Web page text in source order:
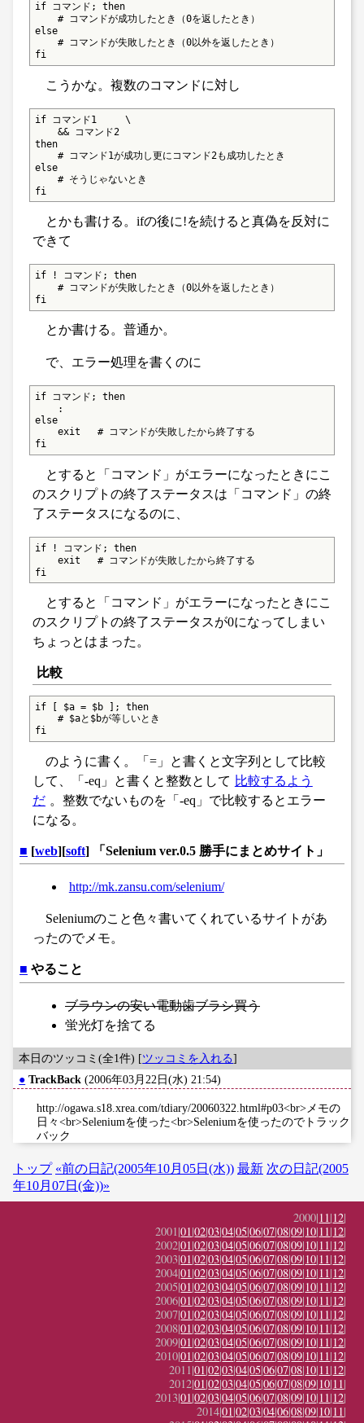
if コマンド; then
    # コマンドが成功したとき（0を返したとき）
else
    # コマンドが失敗したとき（0以外を返したとき）
fi
こうかな。複数のコマンドに対し
if コマンド1     \
    && コマンド2
then
    # コマンド1が成功し更にコマンド2も成功したとき
else
    # そうじゃないとき
fi
とかも書ける。ifの後に!を続けると真偽を反対に
できて
if ! コマンド; then
    # コマンドが失敗したとき（0以外を返したとき）
fi
とか書ける。普通か。
で、エラー処理を書くのに
if コマンド; then
    :
else
    exit   # コマンドが失敗したから終了する
fi
とすると「コマンド」がエラーになったときにこ
のスクリプトの終了ステータスは「コマンド」の終
了ステータスになるのに、
if ! コマンド; then
    exit   # コマンドが失敗したから終了する
fi
とすると「コマンド」がエラーになったときにこ
のスクリプトの終了ステータスが0になってしまい
ちょっとはまった。
比較
if [ $a = $b ]; then
    # $aと$bが等しいとき
fi
のように書く。「=」と書くと文字列として比較
して、「-eq」と書くと整数として 比較するよう
だ 。整数でないものを「-eq」で比較するとエラー
になる。
■ [web][soft] 「Selenium ver.0.5 勝手にまとめサイト」
http://mk.zansu.com/selenium/
Seleniumのこと色々書いてくれているサイトがあ
ったのでメモ。
■ やること
ブラウンの安い電動歯ブラシ買う
蛍光灯を捨てる
本日のツッコミ(全1件) [ツッコミを入れる]
● TrackBack (2006年03月22日(水) 21:54)
http://ogawa.s18.xrea.com/tdiary/20060322.html#p03<br>メモの
日々<br>Seleniumを使った<br>Seleniumを使ったのでトラック
バック
トップ «前の日記(2005年10月05日(水)) 最新 次の日記(2005
年10月07日(金))»
2000|11|12|
2001|01|02|03|04|05|06|07|08|09|10|11|12|
2002|01|02|03|04|05|06|07|08|09|10|11|12|
2003|01|02|03|04|05|06|07|08|09|10|11|12|
2004|01|02|03|04|05|06|07|08|09|10|11|12|
2005|01|02|03|04|05|06|07|08|09|10|11|12|
2006|01|02|03|04|05|06|07|08|09|10|11|12|
2007|01|02|03|04|05|06|07|08|09|10|11|12|
2008|01|02|03|04|05|06|07|08|09|10|11|12|
2009|01|02|03|04|05|06|07|08|09|10|11|12|
2010|01|02|03|04|05|06|07|08|09|10|11|12|
2011|01|02|03|04|05|06|07|08|10|11|12|
2012|01|02|03|04|05|06|07|08|09|10|11|
2013|01|02|03|04|05|06|07|08|09|10|11|12|
2014|01|02|03|04|06|08|09|10|11|